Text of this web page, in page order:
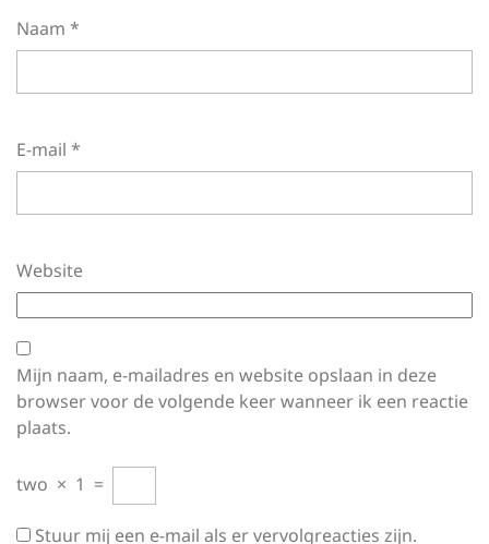
Naam *
E-mail *
Website
Mijn naam, e-mailadres en website opslaan in deze
browser voor de volgende keer wanneer ik een reactie
plaats.
two × 1 =
Stuur mij een e-mail als er vervolgreacties zijn.